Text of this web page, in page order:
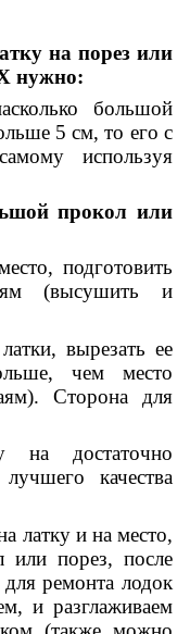
на порез или
нужно:
большой
5 см, то его с
используя
прокол или
подготовить
(высушить и
вырезать ее
чем место
Сторона для
на достаточно
качества
латку и на место,
или порез, после
ремонта лодок
и разглаживаем